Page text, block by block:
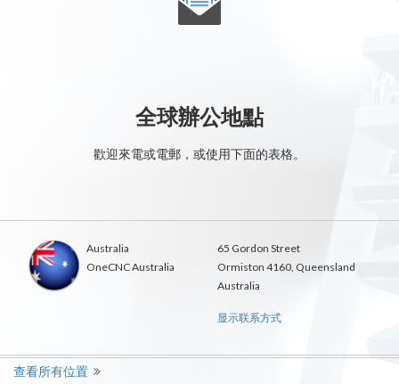
全球辦公地點
歡迎來電或電郵，或使用下面的表格。
Australia
OneCNC Australia
65 Gordon Street
Ormiston 4160, Queensland
Australia
显示联系方式
查看所有位置